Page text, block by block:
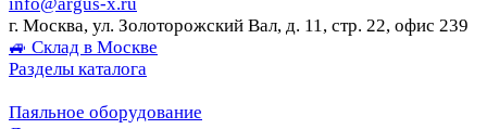
info@argus-x.ru
г. Москва, ул. Золоторожский Вал, д. 11, стр. 22, офис 239
🚙 Склад в Москве
Разделы каталога
Паяльное оборудование